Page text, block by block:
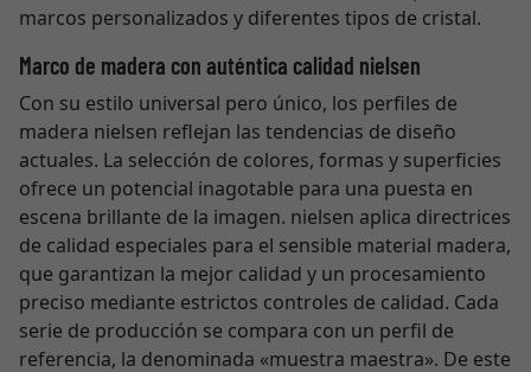
marcos personalizados y diferentes tipos de cristal.
Marco de madera con auténtica calidad nielsen
Con su estilo universal pero único, los perfiles de
madera nielsen reflejan las tendencias de diseño
actuales. La selección de colores, formas y superficies
ofrece un potencial inagotable para una puesta en
escena brillante de la imagen. nielsen aplica directrices
de calidad especiales para el sensible material madera,
que garantizan la mejor calidad y un procesamiento
preciso mediante estrictos controles de calidad. Cada
serie de producción se compara con un perfil de
referencia, la denominada «muestra maestra». De este